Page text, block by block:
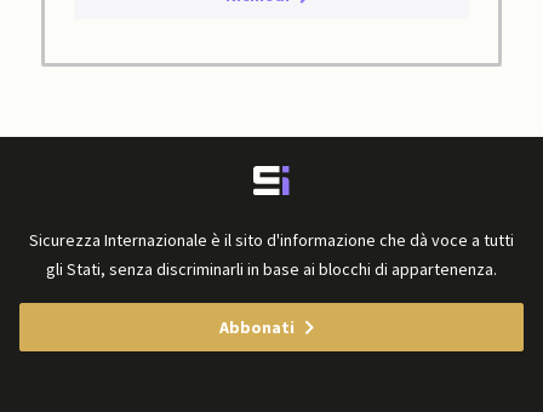
Sicurezza Internazionale è il sito d'informazione che dà voce a tutti
gli Stati, senza discriminarli in base ai blocchi di appartenenza.
Abbonati